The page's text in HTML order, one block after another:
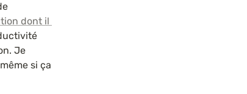
dont il
Je
si ça